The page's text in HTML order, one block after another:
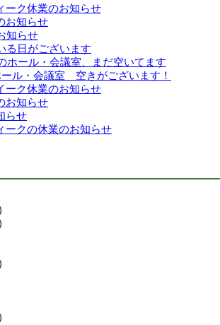
ーク休業のお知らせ
お知らせ
知らせ
る日がございます
ール・会議室、まだ空いてます
ル・会議室 空きがございます！
ーク休業のお知らせ
お知らせ
らせ
ークの休業のお知らせ